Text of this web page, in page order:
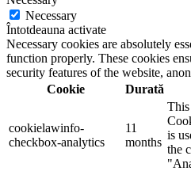
Necessary
Întotdeauna activate
Necessary cookies are absolutely
function properly. These cookies
security features of the website,
Cookie
Durată
cookielawinfo-
checkbox-analytics
11
months
is
the